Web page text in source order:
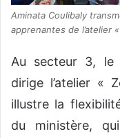
Aminata Coulibaly
apprenantes de l’atelier
Au secteur 3, le
dirige l’atelier «
illustre la
du ministère,